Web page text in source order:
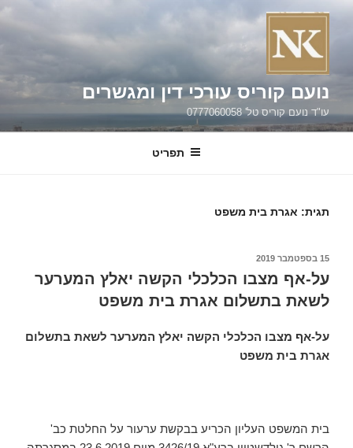
דילוג
נועם קוריס עורכי דין ומגשרים
עו"ד נועם קוריס טל' 0777060058
תפריט
תגית: אגרת בית משפט
פורסם
15 בספטמבר 2019
על-אף מצבו הכלכלי הקשה יאלץ המערער
לשאת בתשלום אגרת בית משפט
על-אף מצבו הכלכלי הקשה יאלץ המערער לשאת בתשלום
אגרת בית משפט
בית המשפט העליון הכריע בבקשת ערעור על החלטת כב'